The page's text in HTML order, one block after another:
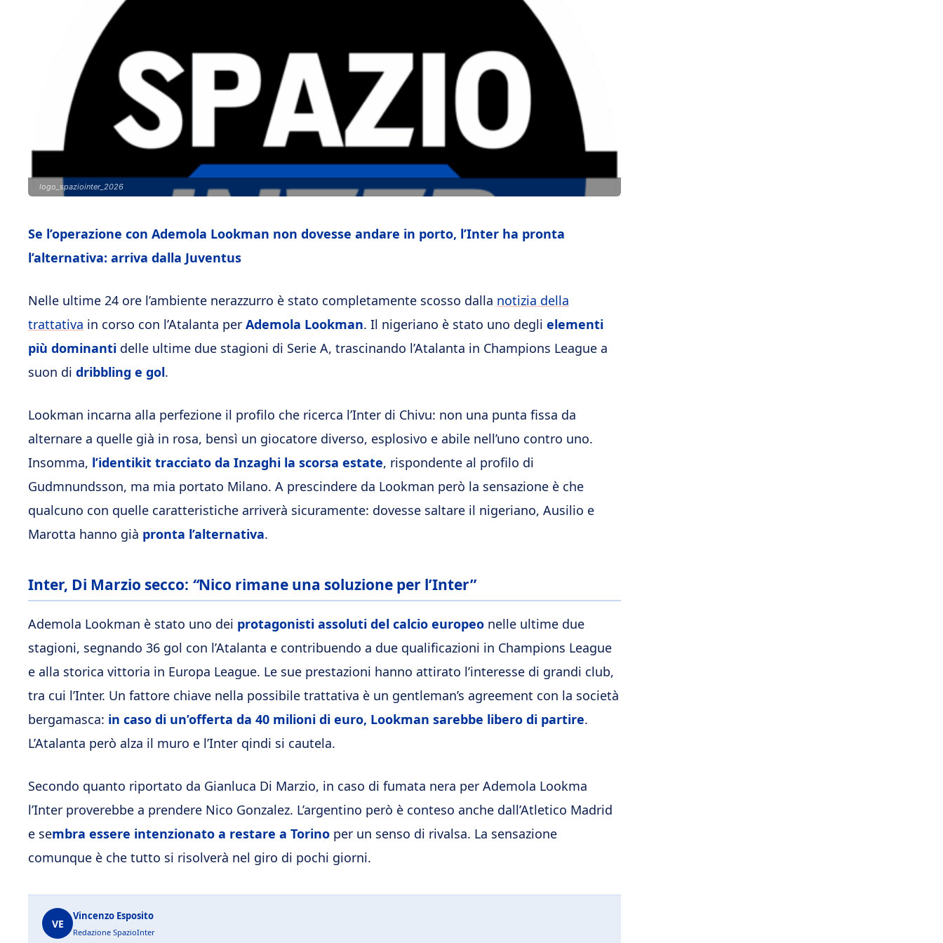
logo_spaziointer_2026
Se l’operazione con Ademola Lookman non dovesse andare in porto, l’Inter ha pronta
l’alternativa: arriva dalla Juventus
Nelle ultime 24 ore l’ambiente nerazzurro è stato completamente scosso dalla notizia della
trattativa in corso con l’Atalanta per Ademola Lookman. Il nigeriano è stato uno degli elementi
più dominanti delle ultime due stagioni di Serie A, trascinando l’Atalanta in Champions League a
suon di dribbling e gol.
Lookman incarna alla perfezione il profilo che ricerca l’Inter di Chivu: non una punta fissa da
alternare a quelle già in rosa, bensì un giocatore diverso, esplosivo e abile nell’uno contro uno.
Insomma, l’identikit tracciato da Inzaghi la scorsa estate, rispondente al profilo di
Gudmnundsson, ma mia portato Milano. A prescindere da Lookman però la sensazione è che
qualcuno con quelle caratteristiche arriverà sicuramente: dovesse saltare il nigeriano, Ausilio e
Marotta hanno già pronta l’alternativa.
Inter, Di Marzio secco: “Nico rimane una soluzione per l’Inter”
Ademola Lookman è stato uno dei protagonisti assoluti del calcio europeo nelle ultime due
stagioni, segnando 36 gol con l’Atalanta e contribuendo a due qualificazioni in Champions League
e alla storica vittoria in Europa League. Le sue prestazioni hanno attirato l’interesse di grandi club,
tra cui l’Inter. Un fattore chiave nella possibile trattativa è un gentleman’s agreement con la società
bergamasca: in caso di un’offerta da 40 milioni di euro, Lookman sarebbe libero di partire.
L’Atalanta però alza il muro e l’Inter qindi si cautela.
Secondo quanto riportato da Gianluca Di Marzio, in caso di fumata nera per Ademola Lookma
l’Inter proverebbe a prendere Nico Gonzalez. L’argentino però è conteso anche dall’Atletico Madrid
e sembra essere intenzionato a restare a Torino per un senso di rivalsa. La sensazione
comunque è che tutto si risolverà nel giro di pochi giorni.
VE
Vincenzo Esposito
Redazione SpazioInter